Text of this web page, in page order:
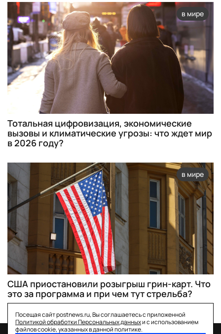
в мире
Тотальная цифровизация, экономические
вызовы и климатические угрозы: что ждет мир
в 2026 году?
в мире
США приостановили розыгрыш грин-карт. Что
это за программа и при чем тут стрельба?
Посещая сайт postnews.ru, Вы соглашаетесь с приложенной
Политикой обработки Персональных данныхи с использованием
файлов cookie, указанных в данной политике.